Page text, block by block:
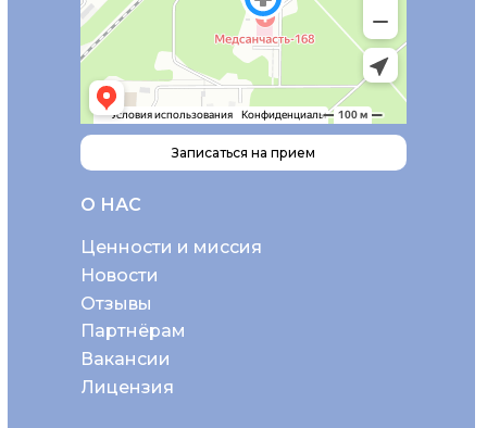
О НАС
Ценности и миссия
Новости
Отзывы
Партнёрам
Вакансии
Лицензия
Записаться на прием